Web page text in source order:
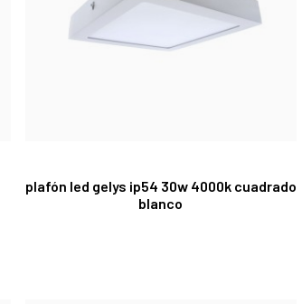
plafón led gelys ip54 30w 4000k cuadrado
blanco